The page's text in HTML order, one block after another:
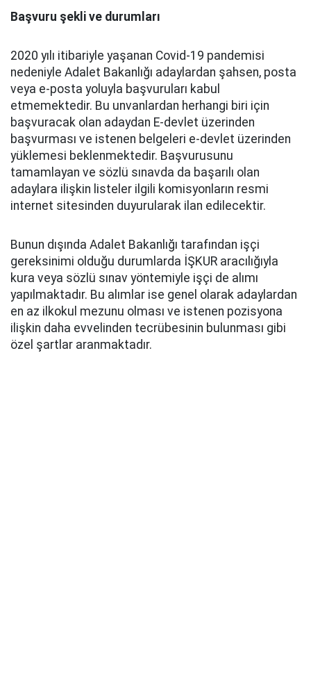
Başvuru şekli ve durumları
2020 yılı itibariyle yaşanan Covid-19 pandemisi
nedeniyle Adalet Bakanlığı adaylardan şahsen, posta
veya e-posta yoluyla başvuruları kabul
etmemektedir. Bu unvanlardan herhangi biri için
başvuracak olan adaydan E-devlet üzerinden
başvurması ve istenen belgeleri e-devlet üzerinden
yüklemesi beklenmektedir. Başvurusunu
tamamlayan ve sözlü sınavda da başarılı olan
adaylara ilişkin listeler ilgili komisyonların resmi
internet sitesinden duyurularak ilan edilecektir.
Bunun dışında Adalet Bakanlığı tarafından işçi
gereksinimi olduğu durumlarda İŞKUR aracılığıyla
kura veya sözlü sınav yöntemiyle işçi de alımı
yapılmaktadır. Bu alımlar ise genel olarak adaylardan
en az ilkokul mezunu olması ve istenen pozisyona
ilişkin daha evvelinden tecrübesinin bulunması gibi
özel şartlar aranmaktadır.